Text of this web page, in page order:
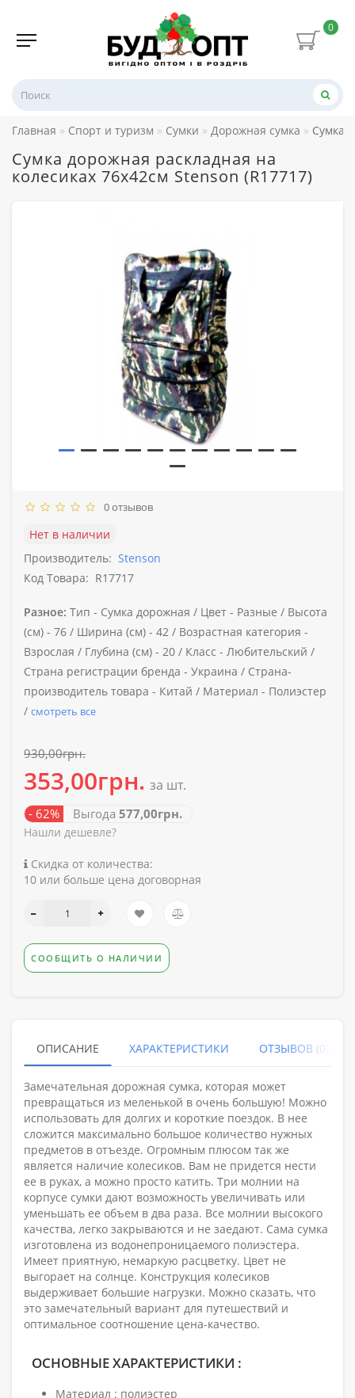
0
Главная Спорт и туризм Сумки Дорожная сумка Сумка
Сумка дорожная раскладная на
колесиках 76х42см Stenson (R17717)
0 отзывов
Нет в наличии
Производитель: Stenson
Код Товара: R17717
Разное: Тип - Сумка дорожная / Цвет - Разные / Высота
(см) - 76 / Ширина (см) - 42 / Возрастная категория -
Взрослая / Глубина (см) - 20 / Класс - Любительский /
Страна регистрации бренда - Украина / Страна-
производитель товара - Китай / Материал - Полиэстер
/ смотреть все
930,00грн.
353,00грн. за шт.
- 62% Выгода 577,00грн.
Нашли дешевле?
Скидка от количества:
10 или больше цена договорная
СООБЩИТЬ О НАЛИЧИИ
ОПИСАНИЕ ХАРАКТЕРИСТИКИ ОТЗЫВОВ (0)
Замечательная дорожная сумка, которая может
превращаться из меленькой в очень большую! Можно
использовать для долгих и короткие поездок. В нее
сложится максимально большое количество нужных
предметов в отъезде. Огромным плюсом так же
является наличие колесиков. Вам не придется нести
ее в руках, а можно просто катить. Три молнии на
корпусе сумки дают возможность увеличивать или
уменьшать ее объем в два раза. Все молнии высокого
качества, легко закрываются и не заедают. Сама сумка
изготовлена из водонепроницаемого полиэстера.
Имеет приятную, немаркую расцветку. Цвет не
выгорает на солнце. Конструкция колесиков
выдерживает большие нагрузки. Можно сказать, что
это замечательный вариант для путешествий и
оптимальное соотношение цена-качество.
ОСНОВНЫЕ ХАРАКТЕРИСТИКИ :
Материал : полиэстер